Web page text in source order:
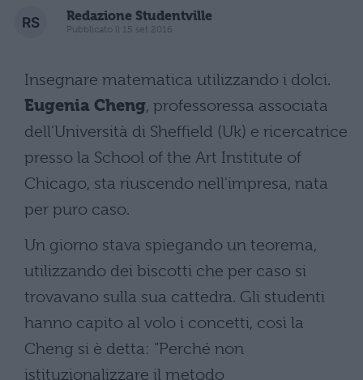
Redazione Studentville
Pubblicato il 15 set 2016
Insegnare matematica utilizzando i dolci.
Eugenia Cheng, professoressa associata
dell'Università di Sheffield (Uk) e ricercatrice
presso la School of the Art Institute of
Chicago, sta riuscendo nell'impresa, nata
per puro caso.
Un giorno stava spiegando un teorema,
utilizzando dei biscotti che per caso si
trovavano sulla sua cattedra. Gli studenti
hanno capito al volo i concetti, così la
Cheng si è detta: "Perché non
istituzionalizzare il metodo